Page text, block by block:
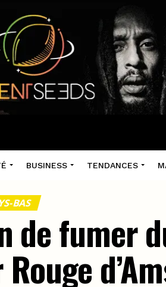
BUSINESS TENDANCES
BAS
de fumer